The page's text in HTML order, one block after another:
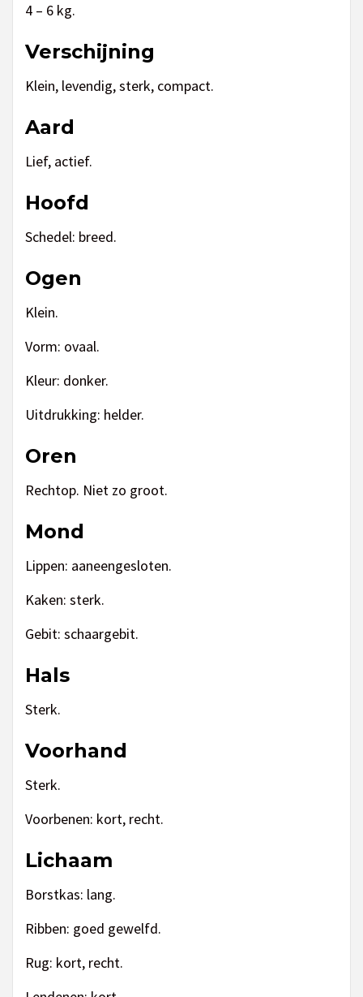
4 – 6 kg.
Verschijning
Klein, levendig, sterk, compact.
Aard
Lief, actief.
Hoofd
Schedel: breed.
Ogen
Klein.
Vorm: ovaal.
Kleur: donker.
Uitdrukking: helder.
Oren
Rechtop. Niet zo groot.
Mond
Lippen: aaneengesloten.
Kaken: sterk.
Gebit: schaargebit.
Hals
Sterk.
Voorhand
Sterk.
Voorbenen: kort, recht.
Lichaam
Borstkas: lang.
Ribben: goed gewelfd.
Rug: kort, recht.